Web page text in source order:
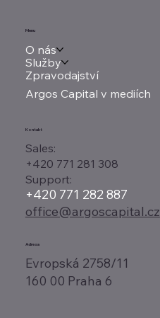
Menu
O nás
Služby
Zpravodajství
Argos Capital v mediích
Adresa
Evropská 2758/11
160 00 Praha 6
Kontakt
Sales:
+420 771 281 308
Support:
+420 771 282 887
office@argoscapital.cz